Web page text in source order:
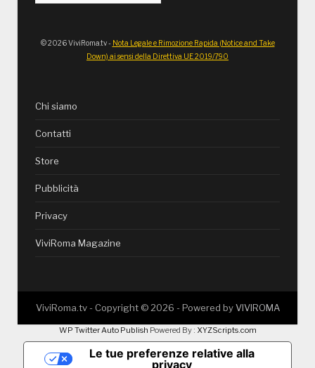
© 2026 ViviRoma.tv - Nota Legale e Rimozione Rapida (Notice and Take
Down) ai sensi della Direttiva UE 2019/790
Chi siamo
Contatti
Store
Pubblicità
Privacy
ViviRoma Magazine
ViviRoma.tv - Copyright © 2026 - Powered byVIVIROMA
WP Twitter Auto Publish Powered By : XYZScripts.com
Le tue preferenze relative alla
privacy